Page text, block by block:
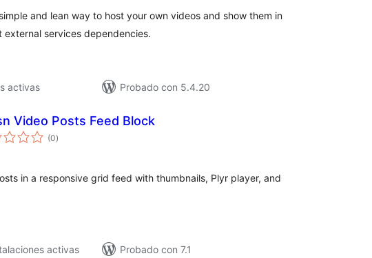
and lean way to host your own videos and show them in
external services dependencies.
activas
Probado con 5.4.20
Video Posts Feed Block
(0total
de
)
in a responsive grid feed with thumbnails, Plyr player, and
activas
Probado con 7.1